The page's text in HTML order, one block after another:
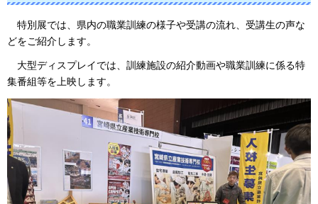
特別展では、県内の職業訓練の様子や受講の流れ、受講生の声な
どをご紹介します。
大型ディスプレイでは、訓練施設の紹介動画や職業訓練に係る特
集番組等を上映します。